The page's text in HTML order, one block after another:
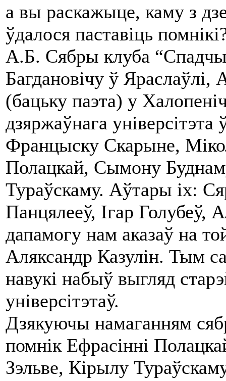
а вы раскажыце, каму з
ўдалося паставіць
А.Б. Сябры клуба
Багдановічу ў Яраслаўлі,
(бацьку паэта) у
дзяржаўнага
Францыску Скарыне,
Полацкай, Сымону
Тураўскаму. Аўтары іх:
Панцялееў, Ігар Голубеў,
дапамогу нам аказаў на
Аляксандр Казулін. Тым
навукі набыў выгляд
універсітэтаў.
Дзякуючы намаганням
помнік Ефрасінні
Зэльве, Кірылу